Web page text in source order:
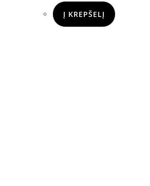
Į KREPŠELĮ